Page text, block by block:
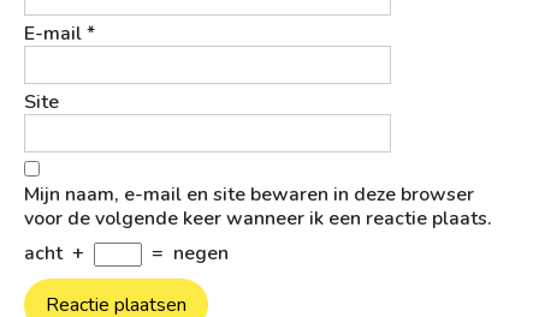
E-mail*
Site
Mijn naam, e-mail en site bewaren in deze browser
voor de volgende keer wanneer ik een reactie plaats.
acht + = negen